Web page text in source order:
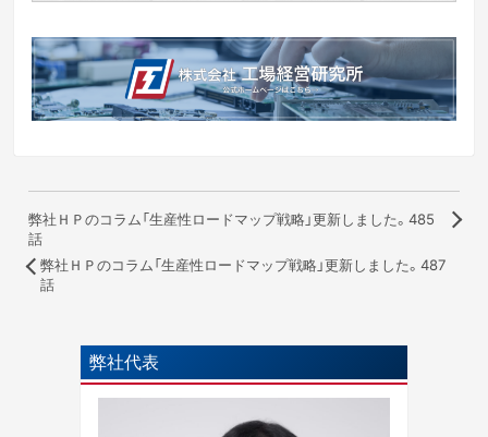
弊社ＨＰのコラム「生産性ロードマップ戦略」更新しました。485
話
弊社ＨＰのコラム「生産性ロードマップ戦略」更新しました。487
話
弊社代表